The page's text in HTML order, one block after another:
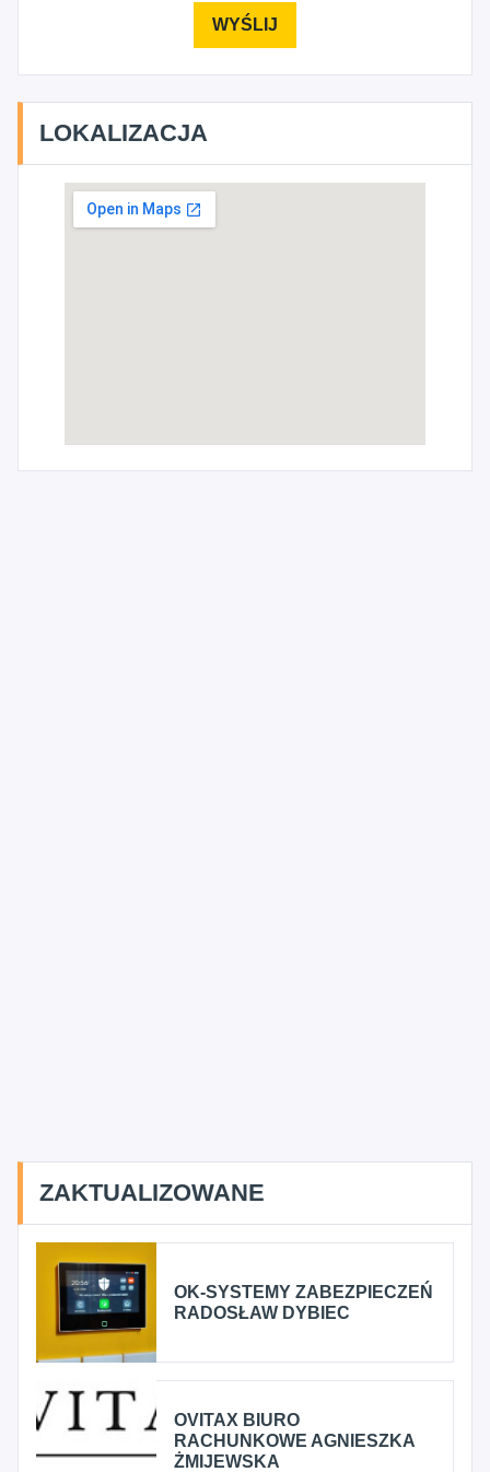
LOKALIZACJA
ZAKTUALIZOWANE
OK-SYSTEMY ZABEZPIECZEŃ
RADOSŁAW DYBIEC
OVITAX BIURO
RACHUNKOWE AGNIESZKA
ŻMIJEWSKA